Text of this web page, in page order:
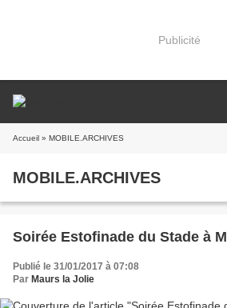
Publicité
Accueil » MOBILE.ARCHIVES
MOBILE.ARCHIVES
Soirée Estofinade du Stade à
Publié le 31/01/2017 à 07:08
Par Maurs la Jolie